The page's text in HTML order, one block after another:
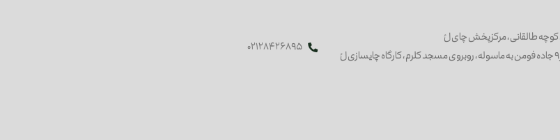
طالقانی ، مرکز پخش چای لُ
02128426895